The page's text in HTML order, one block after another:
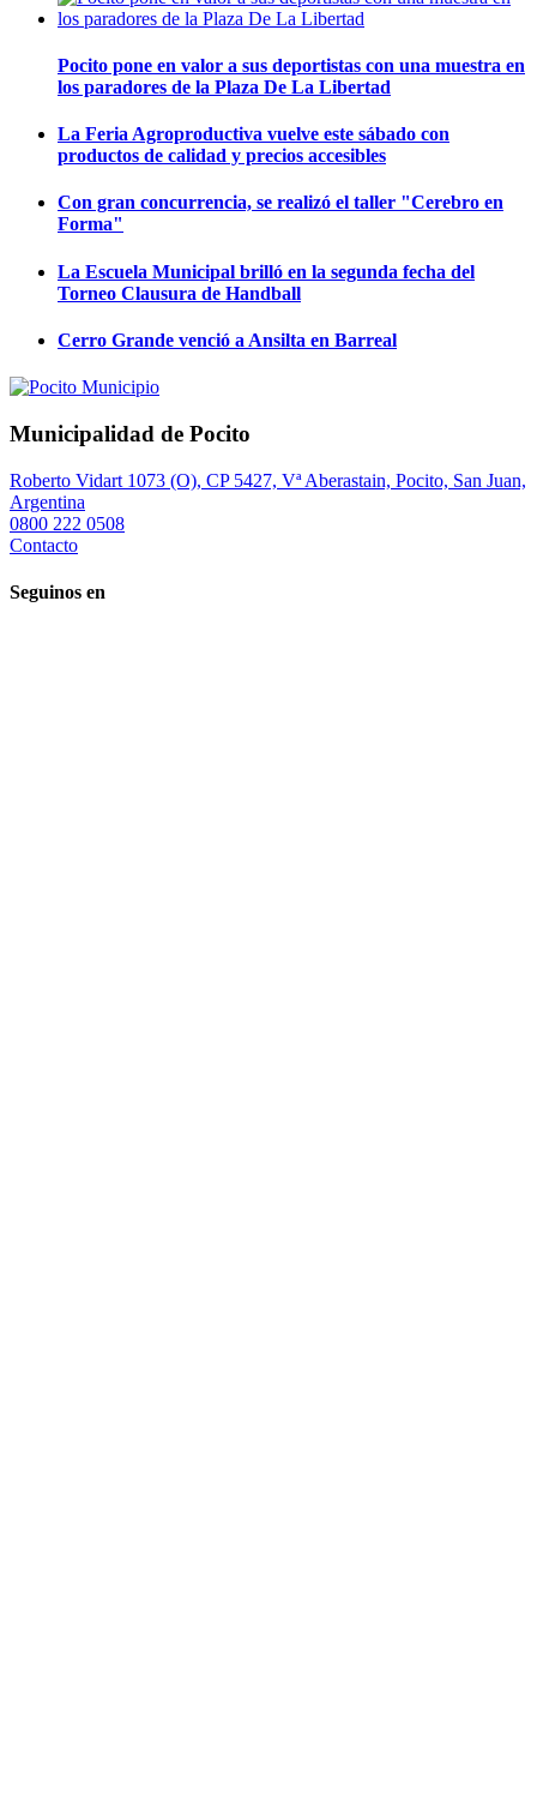
Pocito pone en valor a sus deportistas con una muestra en
los paradores de la Plaza De La Libertad
La Feria Agroproductiva vuelve este sábado con
productos de calidad y precios accesibles
Con gran concurrencia, se realizó el taller "Cerebro en
Forma"
La Escuela Municipal brilló en la segunda fecha del
Torneo Clausura de Handball
Cerro Grande venció a Ansilta en Barreal
Municipalidad de Pocito
Roberto Vidart 1073 (O), CP 5427, Vª Aberastain, Pocito, San Juan,
Argentina
0800 222 0508
Contacto
Seguinos en